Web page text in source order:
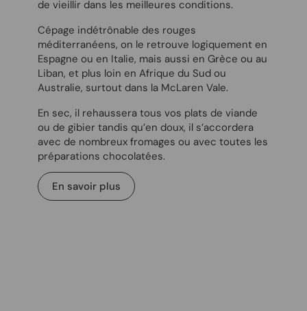
de vieillir dans les meilleures conditions.
Cépage indétrônable des rouges
méditerranéens, on le retrouve logiquement en
Espagne ou en Italie, mais aussi en Grèce ou au
Liban, et plus loin en Afrique du Sud ou
Australie, surtout dans la McLaren Vale.
En sec, il rehaussera tous vos plats de viande
ou de gibier tandis qu’en doux, il s’accordera
avec de nombreux fromages ou avec toutes les
préparations chocolatées.
En savoir plus